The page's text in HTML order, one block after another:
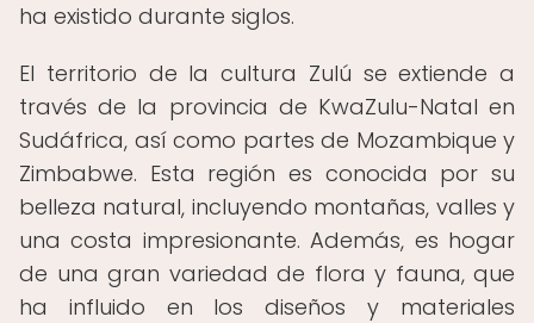
ha existido durante siglos.
El territorio de la cultura Zulú se extiende a
través de la provincia de KwaZulu-Natal en
Sudáfrica, así como partes de Mozambique y
Zimbabwe. Esta región es conocida por su
belleza natural, incluyendo montañas, valles y
una costa impresionante. Además, es hogar
de una gran variedad de flora y fauna, que
ha influido en los diseños y materiales